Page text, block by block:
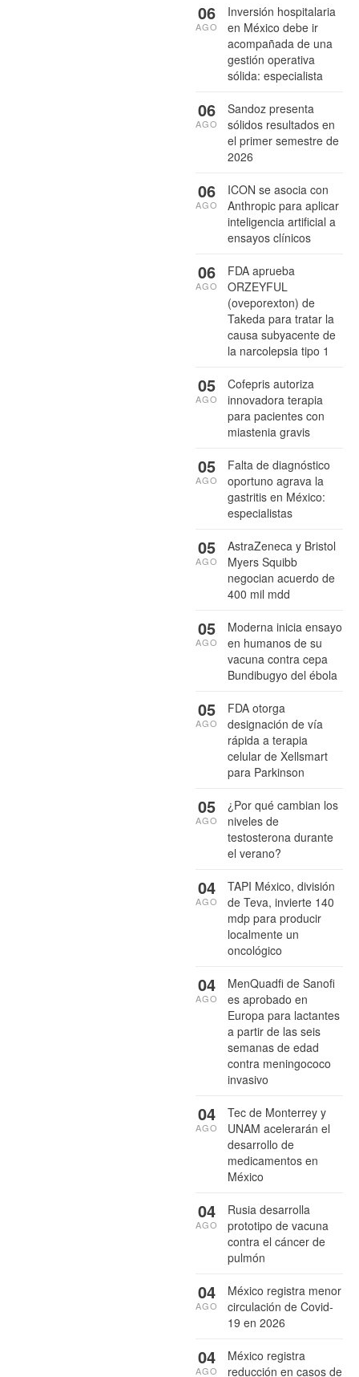
Inversión hospitalaria
en México debe ir
acompañada de una
gestión operativa
sólida: especialista
06
AGO
Sandoz presenta
sólidos resultados en
el primer semestre de
2026
06
AGO
ICON se asocia con
Anthropic para aplicar
inteligencia artificial a
ensayos clínicos
06
AGO
FDA aprueba
ORZEYFUL
(oveporexton) de
Takeda para tratar la
causa subyacente de
la narcolepsia tipo 1
06
AGO
Cofepris autoriza
innovadora terapia
para pacientes con
miastenia gravis
05
AGO
Falta de diagnóstico
oportuno agrava la
gastritis en México:
especialistas
05
AGO
AstraZeneca y Bristol
Myers Squibb
negocian acuerdo de
400 mil mdd
05
AGO
Moderna inicia ensayo
en humanos de su
vacuna contra cepa
Bundibugyo del ébola
05
AGO
FDA otorga
designación de vía
rápida a terapia
celular de Xellsmart
para Parkinson
05
AGO
¿Por qué cambian los
niveles de
testosterona durante
el verano?
05
AGO
TAPI México, división
de Teva, invierte 140
mdp para producir
localmente un
oncológico
04
AGO
MenQuadfi de Sanofi
es aprobado en
Europa para lactantes
a partir de las seis
semanas de edad
contra meningococo
invasivo
04
AGO
Tec de Monterrey y
UNAM acelerarán el
desarrollo de
medicamentos en
México
04
AGO
Rusia desarrolla
prototipo de vacuna
contra el cáncer de
pulmón
04
AGO
México registra menor
circulación de Covid-
19 en 2026
04
AGO
México registra
reducción en casos de
04
AGO